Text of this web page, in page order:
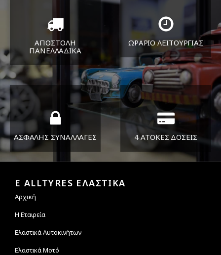
ΑΠΟΣΤΟΛΗ
ΠΑΝΕΛΛΑΔΙΚA
Όπου και αν είστε θα σας
στείλουμε τα ελαστικά σας
ΩΡΑΡΙΟ ΛΕΙΤΟΥΡΓΙΑΣ
ΔΕΥ-ΠΑΡ 8:30-17:30
ΣΑΒ 8:30-13:30
ΑΣΦΑΛΗΣ ΣΥΝΑΛΛΑΓΕΣ 4 ΑΤΟΚΕΣ ΔΟΣΕΙΣ
E ALLTYRES ΕΛΑΣΤΙΚΑ
Αρχική
Η Εταιρεία
Ελαστικά Αυτοκινήτων
Ελαστικά Μοτό